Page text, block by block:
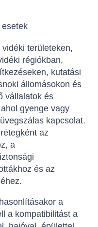
területeken,
régiókban,
kutatási
állomásokon és
vállalatok és
gyenge vagy
kapcsolat.
az
a
és az
a
a kompatibilitást a